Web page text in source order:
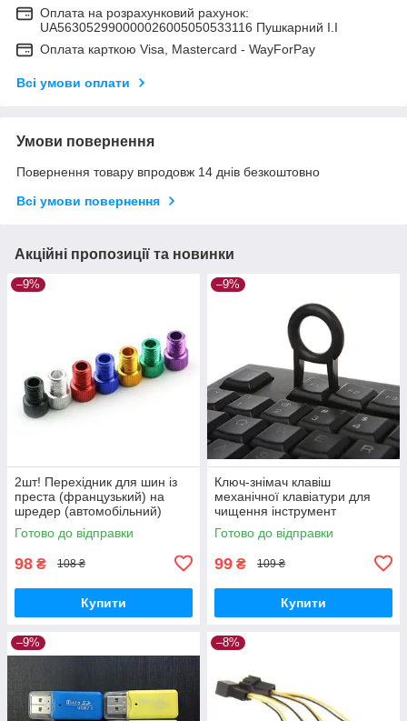
Оплата на розрахунковий рахунок:
UA563052990000026005050533116 Пушкарний І.І
Оплата карткою Visa, Mastercard - WayForPay
Всі умови оплати
Умови повернення
Повернення товару впродовж 14 днів безкоштовно
Всі умови повернення
Акційні пропозиції та новинки
–9%
2шт! Перехідник для шин із
преста (французький) на
шредер (автомобільний)
Готово до відправки
98 ₴ 108 ₴
Купити
–9%
Ключ-знімач клавіш
механічної клавіатури для
чищення інструмент
Готово до відправки
99 ₴ 109 ₴
Купити
–9% –8%